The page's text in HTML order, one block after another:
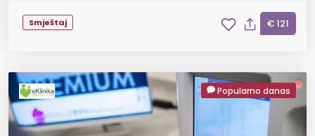
Smještaj € 121
Popularno danas